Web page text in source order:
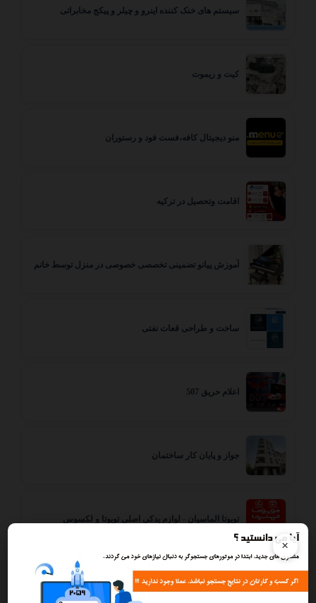
×
سیستم های خنک کننده اینرو و چیلر و پیکج مخابراتی
کیت و ریموت
منو دیجیتال کافه،فست فود و رستوران
اقامت وتحصیل در ترکیه
آموزش پیانو تضمینی تخصصی خصوصی در منزل توسط خانم
ساخت و طراحی قعات نفتی
اعلام حریق 507
جواز و پایان کار ساختمان
تویوتا الماسیان - لوازم یدکی اصلی تویوتا و لکسوس
تعمیرات تخصصی ماشین لباسشویی در محل